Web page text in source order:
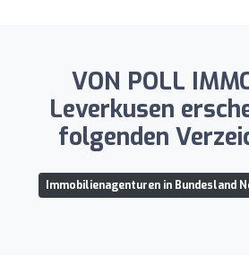
VON POLL
Leverkusen
folgenden
Immobilienagenturen in Bundesland